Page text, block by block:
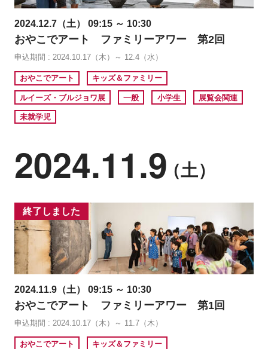
2024.12.7（土） 09:15 ～ 10:30
おやこでアート ファミリーアワー 第2回
申込期間 : 2024.10.17（木）～ 12.4（水）
おやこでアート キッズ＆ファミリー
ルイーズ・ブルジョワ展 一般 小学生 展覧会関連
未就学児
2024.11.9（土）
終了しました
2024.11.9（土） 09:15 ～ 10:30
おやこでアート ファミリーアワー 第1回
申込期間 : 2024.10.17（木）～ 11.7（木）
おやこでアート キッズ＆ファミリー